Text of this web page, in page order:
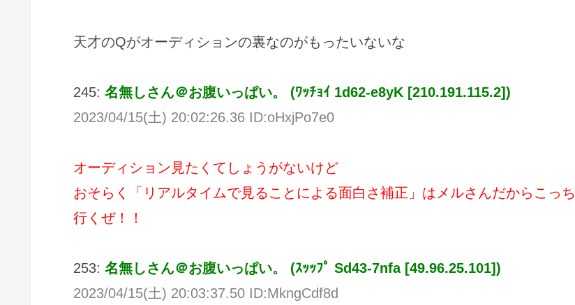
天才のQがオーディションの裏なのがもったいないな
245: 名無しさん＠お腹いっぱい。 (ﾜｯﾁｮｲ 1d62-e8yK [210.191.115.2])
2023/04/15(土) 20:02:26.36 ID:oHxjPo7e0
オーディション見たくてしょうがないけど
おそらく「リアルタイムで見ることによる面白さ補正」はメルさんだからこっち
行くぜ！！
253: 名無しさん＠お腹いっぱい。 (ｽｯｯﾌﾟ Sd43-7nfa [49.96.25.101])
2023/04/15(土) 20:03:37.50 ID:MkngCdf8d